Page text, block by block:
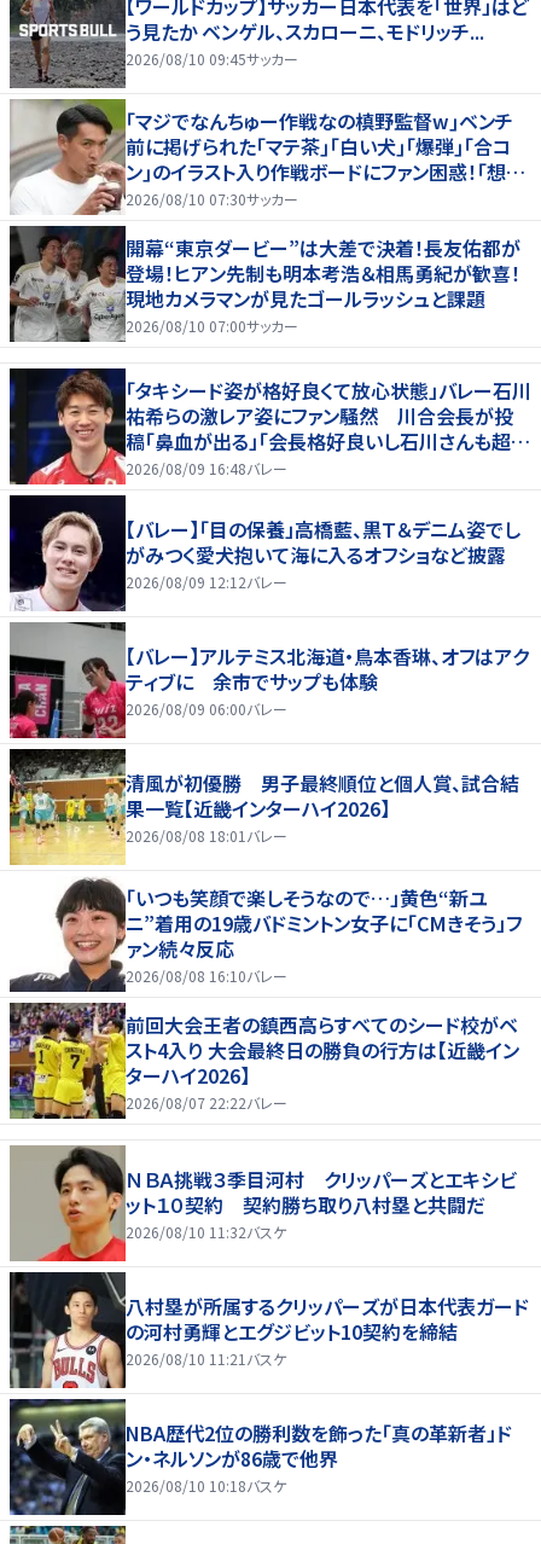
【ワールドカップ】サッカー日本代表を「世界」はど
う見たか ベンゲル、スカローニ、モドリッチ...
2026/08/10 09:45サッカー
｢マジでなんちゅー作戦なの槙野監督w｣ベンチ
前に掲げられた｢マテ茶｣｢白い犬｣｢爆弾｣｢合コ
ン｣のイラスト入り作戦ボードにファン困惑！｢想像
よりデカくて吹いた｣
2026/08/10 07:30サッカー
開幕“東京ダービー”は大差で決着！長友佑都が
登場！ヒアン先制も明本考浩＆相馬勇紀が歓喜！
現地カメラマンが見たゴールラッシュと課題
2026/08/10 07:00サッカー
「タキシード姿が格好良くて放心状態」バレー石川
祐希らの激レア姿にファン騒然 川合会長が投
稿「鼻血が出る」「会長格好良いし石川さんも超格
好いい」
2026/08/09 16:48バレー
【バレー】「目の保養」高橋藍、黒Ｔ＆デニム姿でし
がみつく愛犬抱いて海に入るオフショなど披露
2026/08/09 12:12バレー
【バレー】アルテミス北海道・鳥本香琳、オフはアク
ティブに 余市でサップも体験
2026/08/09 06:00バレー
清風が初優勝 男子最終順位と個人賞、試合結
果一覧【近畿インターハイ2026】
2026/08/08 18:01 バレー
「いつも笑顔で楽しそうなので…」黄色“新ユ
ニ”着用の19歳バドミントン女子に「CMきそう」フ
ァン続々反応
2026/08/08 16:10バレー
前回大会王者の鎮西高らすべてのシード校がベ
スト4入り 大会最終日の勝負の行方は【近畿イン
ターハイ2026】
2026/08/07 22:22バレー
ＮＢＡ挑戦３季目河村 クリッパーズとエキシビ
ット１０契約 契約勝ち取り八村塁と共闘だ
2026/08/10 11:32バスケ
八村塁が所属するクリッパーズが日本代表ガード
の河村勇輝とエグジビット10契約を締結
2026/08/10 11:21 バスケ
NBA歴代2位の勝利数を飾った「真の革新者」ド
ン・ネルソンが86歳で他界
2026/08/10 10:18バスケ